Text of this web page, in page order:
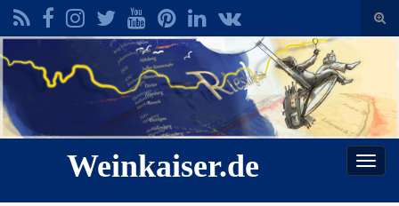
Search for:
Weinkaiser.de